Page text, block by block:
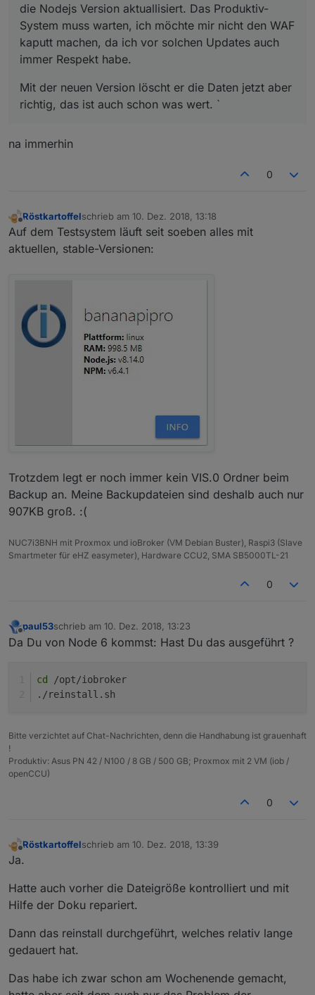
die Nodejs Version aktuallisiert. Das Produktiv-
System muss warten, ich möchte mir nicht den WAF
kaputt machen, da ich vor solchen Updates auch
immer Respekt habe.
Mit der neuen Version löscht er die Daten jetzt aber
richtig, das ist auch schon was wert. `
na immerhin
0
Offline
Röstkartoffelschrieb am 10. Dez. 2018, 13:18
zuletzt editiert von
Auf dem Testsystem läuft seit soeben alles mit
aktuellen, stable-Versionen:
Trotzdem legt er noch immer kein VIS.0 Ordner beim
Backup an. Meine Backupdateien sind deshalb auch nur
907KB groß. :(
NUC7i3BNH mit Proxmox und ioBroker (VM Debian Buster), Raspi3 (Slave
Smartmeter für eHZ easymeter), Hardware CCU2, SMA SB5000TL-21
0
Offline
paul53schrieb am 10. Dez. 2018, 13:23
zuletzt editiert von
Da Du von Node 6 kommst: Hast Du das ausgeführt ?
cd
/opt/iobroker
./reinstall.sh
Bitte verzichtet auf Chat-Nachrichten, denn die Handhabung ist grauenhaft
!
Produktiv: Asus PN 42 / N100 / 8 GB / 500 GB; Proxmox mit 2 VM (iob /
openCCU)
0
Röstkartoffelschrieb am 10. Dez. 2018, 13:39
zuletzt editiert von
Ja.
Hatte auch vorher die Dateigröße kontrolliert und mit
Hilfe der Doku repariert.
Dann das reinstall durchgeführt, welches relativ lange
gedauert hat.
Das habe ich zwar schon am Wochenende gemacht,